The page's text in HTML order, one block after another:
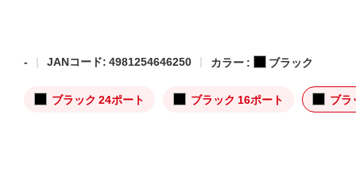
- JANコード: 4981254646250 カラー : ブラック
ブラック 24ポート ブラック 16ポート ブラ